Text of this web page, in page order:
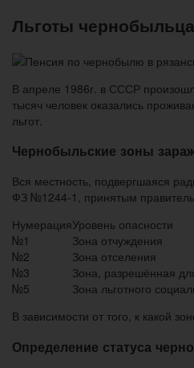
Льготы
В апреле 1986г. в СССР
тысяч человек оказались
льгот.
Чернобыльские зоны
Вся местность, подвергшаяся
ФЗ №1244-1, принятым
НумерацияУровень опасности
№1
Зона отчуждения
№2
Зона отселения
№3
Зона, разрешённая
№5
Зона льготного
В зависимости от того, к какой
Определение статуса